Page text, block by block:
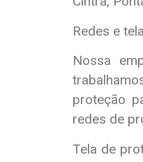
Redes e
Nossa
proteção
redes de
Tela de